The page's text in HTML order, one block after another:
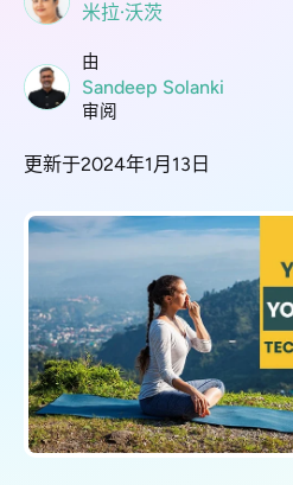
米拉·沃茨
由
Sandeep Solanki
审阅
更新于2024年1月13日